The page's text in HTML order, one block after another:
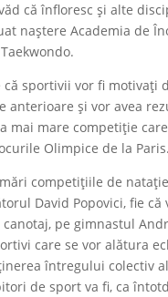
că înfloresc și alte
naștere Academia de
că sportivii vor fi motivați
anterioare și vor avea
mai mare competiție
Olimpice de la Paris.
competițiile de
David Popovici, fie că
pe gimnastul
care se vor alătura
întregului colectiv
de sport va fi, ca